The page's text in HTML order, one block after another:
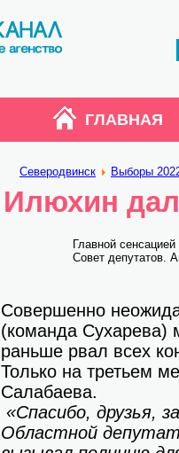
ГЛАВНАЯ
Северодвинск Выборы
Илюхин
Главной
Совет депутатов.
Совершенно
(команда Сухарева)
раньше рвал всех
Только на третьем
Салабаева.
«Спасибо, друзья,
Областной депутат